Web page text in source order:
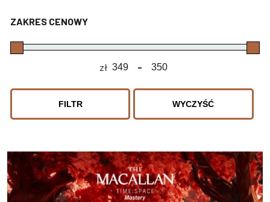
ZAKRES CENOWY
zł Minimum Price
-
Maximum Price
FILTR WYCZYŚĆ